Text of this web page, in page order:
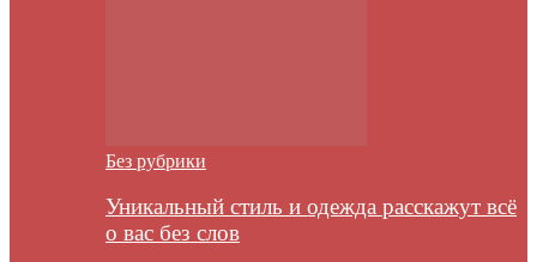
Без рубрики
Уникальный стиль и одежда расскажут всё
о вас без слов